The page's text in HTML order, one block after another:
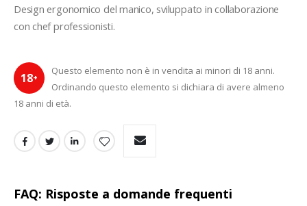
Design ergonomico del manico, sviluppato in collaborazione
con chef professionisti.
18+
Questo elemento non è in vendita ai minori di 18 anni.
Ordinando questo elemento si dichiara di avere almeno
18 anni di età.
FAQ: Risposte a domande frequenti